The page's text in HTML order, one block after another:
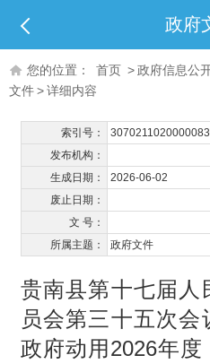
政府
您的位置： 首页 >政府信息公
文件>详细内容
索引号：
发布机构：
生成日期：
2026-06-02
废止日期：
文 号：
所属主题：
政府文件
贵南县第十七届人
员会第三十五次
政府动用2026年